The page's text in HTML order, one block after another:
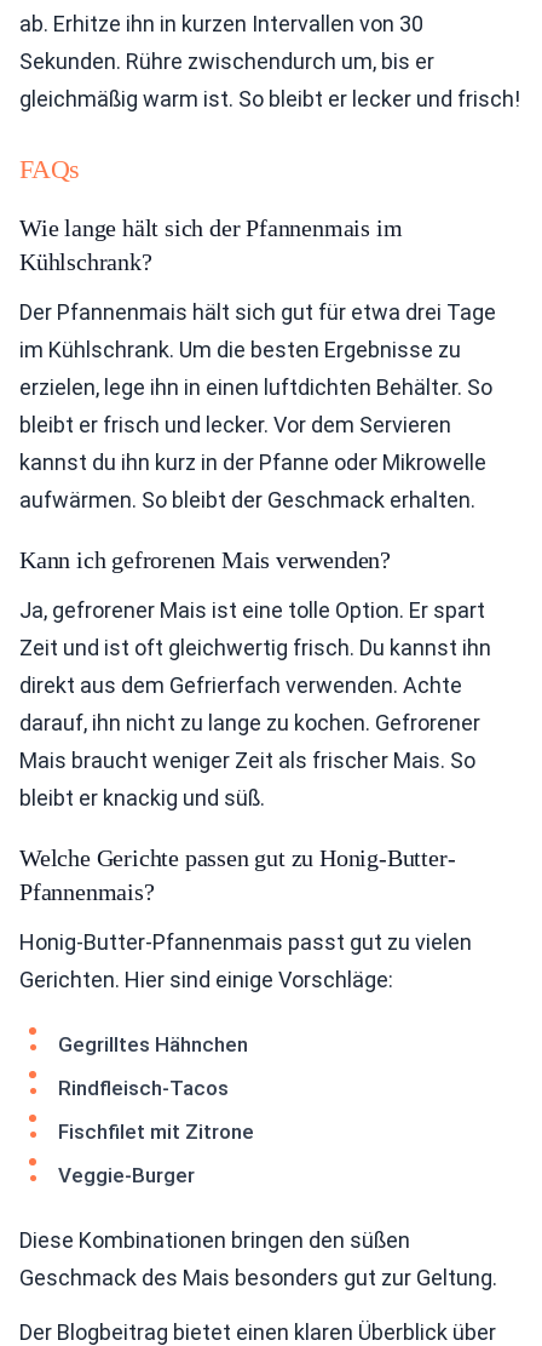
ab. Erhitze ihn in kurzen Intervallen von 30
Sekunden. Rühre zwischendurch um, bis er
gleichmäßig warm ist. So bleibt er lecker und frisch!
FAQs
Wie lange hält sich der Pfannenmais im
Kühlschrank?
Der Pfannenmais hält sich gut für etwa drei Tage
im Kühlschrank. Um die besten Ergebnisse zu
erzielen, lege ihn in einen luftdichten Behälter. So
bleibt er frisch und lecker. Vor dem Servieren
kannst du ihn kurz in der Pfanne oder Mikrowelle
aufwärmen. So bleibt der Geschmack erhalten.
Kann ich gefrorenen Mais verwenden?
Ja, gefrorener Mais ist eine tolle Option. Er spart
Zeit und ist oft gleichwertig frisch. Du kannst ihn
direkt aus dem Gefrierfach verwenden. Achte
darauf, ihn nicht zu lange zu kochen. Gefrorener
Mais braucht weniger Zeit als frischer Mais. So
bleibt er knackig und süß.
Welche Gerichte passen gut zu Honig-Butter-
Pfannenmais?
Honig-Butter-Pfannenmais passt gut zu vielen
Gerichten. Hier sind einige Vorschläge:
Gegrilltes Hähnchen
Rindfleisch-Tacos
Fischfilet mit Zitrone
Veggie-Burger
Diese Kombinationen bringen den süßen
Geschmack des Mais besonders gut zur Geltung.
Der Blogbeitrag bietet einen klaren Überblick über